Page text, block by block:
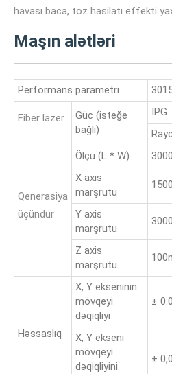
havası baca, toz hasilatı effekti
Maşın alətləri
Performans parametri
Fiber lazer
Güc (isteğe
bağlı)
Qenerasiya
üçündür
Ölçü (L * W)
X axis
marşrutu
Y axis
marşrutu
Z axis
marşrutu
Həssaslıq
X, Y ekseninin
mövqeyi
dəqiqliyi
±
X, Y ekseni
mövqeyi
dəqiqliyini
±